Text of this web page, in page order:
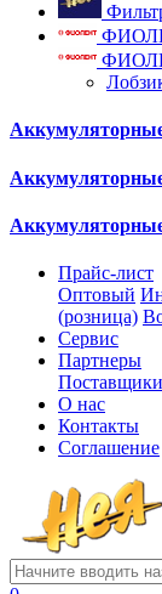
Прайс-лист
Оптовый
(розница)
Сервис
Партнеры
Поставщики
О нас
Контакты
Соглашение